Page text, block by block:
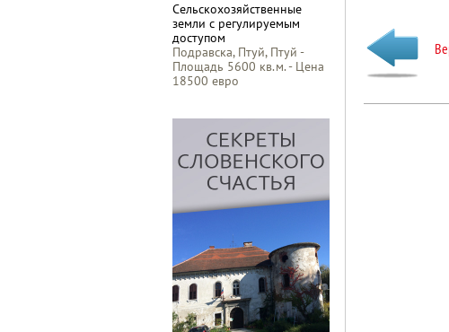
Сельскохозяйственные
земли с регулируемым
доступом
Подравска, Птуй, Птуй -
Площадь 5600 кв.м. - Цена
18500 евро